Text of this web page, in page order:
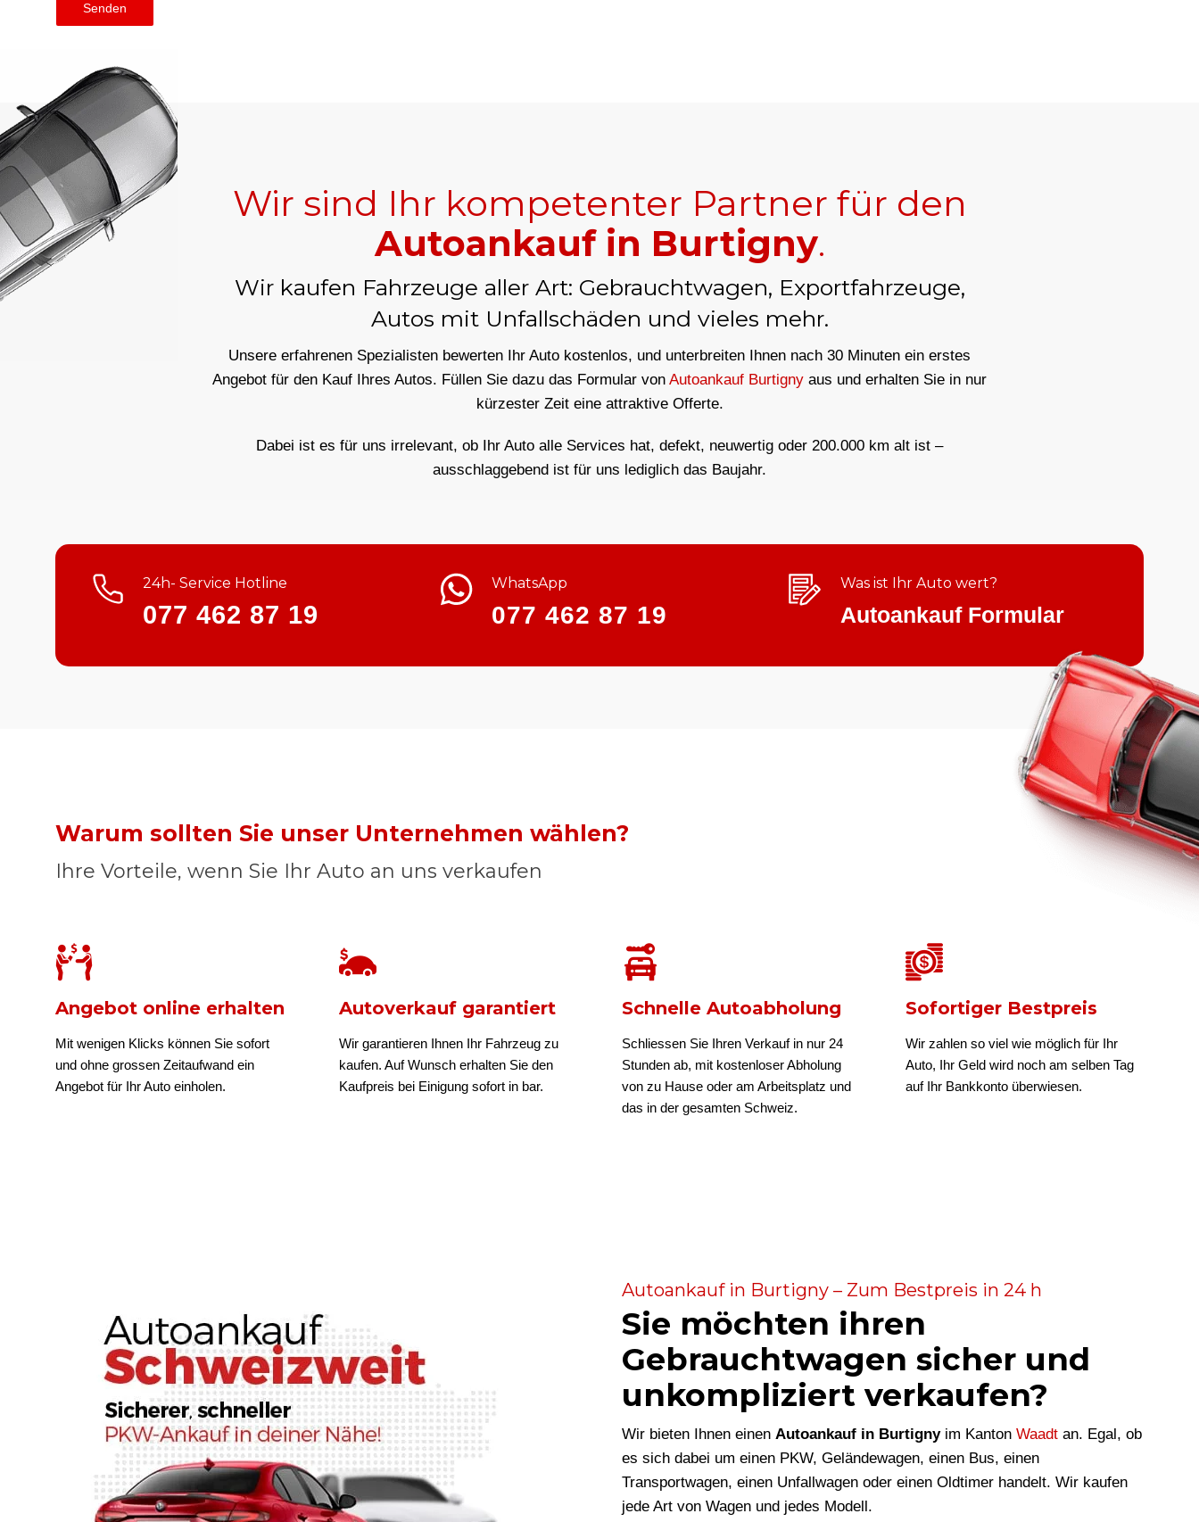
Senden
Wir sind Ihr kompetenter Partner für den
Autoankauf in Burtigny.
Wir kaufen Fahrzeuge aller Art: Gebrauchtwagen, Exportfahrzeuge,
Autos mit Unfallschäden und vieles mehr.
Unsere erfahrenen Spezialisten bewerten Ihr Auto kostenlos, und unterbreiten Ihnen nach 30 Minuten ein erstes
Angebot für den Kauf Ihres Autos. Füllen Sie dazu das Formular von Autoankauf Burtigny aus und erhalten Sie in nur
kürzester Zeit eine attraktive Offerte.
Dabei ist es für uns irrelevant, ob Ihr Auto alle Services hat, defekt, neuwertig oder 200.000 km alt ist –
ausschlaggebend ist für uns lediglich das Baujahr.
24h- Service Hotline
077 462 87 19
WhatsApp
077 462 87 19
Was ist Ihr Auto wert?
Autoankauf Formular
Warum sollten Sie unser Unternehmen wählen?
Ihre Vorteile, wenn Sie Ihr Auto an uns verkaufen
Angebot online erhalten
Mit wenigen Klicks können Sie sofort
und ohne grossen Zeitaufwand ein
Angebot für Ihr Auto einholen.
Autoverkauf garantiert
Wir garantieren Ihnen Ihr Fahrzeug zu
kaufen. Auf Wunsch erhalten Sie den
Kaufpreis bei Einigung sofort in bar.
Schnelle Autoabholung
Schliessen Sie Ihren Verkauf in nur 24
Stunden ab, mit kostenloser Abholung
von zu Hause oder am Arbeitsplatz und
das in der gesamten Schweiz.
Sofortiger Bestpreis
Wir zahlen so viel wie möglich für Ihr
Auto, Ihr Geld wird noch am selben Tag
auf Ihr Bankkonto überwiesen.
Autoankauf in Burtigny – Zum Bestpreis in 24 h
Sie möchten ihren
Gebrauchtwagen sicher und
unkompliziert verkaufen?
Wir bieten Ihnen einen Autoankauf in Burtignyim Kanton Waadt an. Egal, ob
es sich dabei um einen PKW, Geländewagen, einen Bus, einen
Transportwagen, einen Unfallwagen oder einen Oldtimer handelt. Wir kaufen
jede Art von Wagen und jedes Modell.